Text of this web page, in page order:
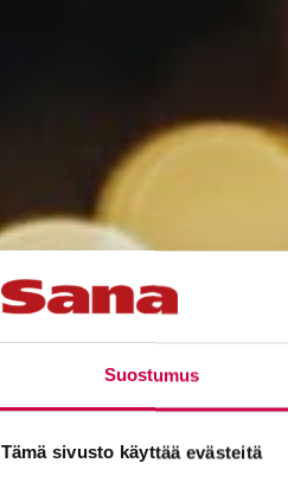
Suostumus
Tämä sivusto käyttää evästeitä